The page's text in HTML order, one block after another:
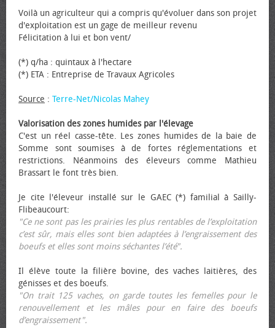
Voilà un agriculteur qui a compris qu'évoluer dans son projet
d'exploitation est un gage de meilleur revenu
Félicitation à lui et bon vent/
(*) q/ha : quintaux à l'hectare
(*) ETA : Entreprise de Travaux Agricoles
Source : Terre-Net/Nicolas Mahey
Valorisation des zones humides par l'élevage
C'est un réel casse-tête. Les zones humides de la baie de
Somme sont soumises à de fortes réglementations et
restrictions. Néanmoins des éleveurs comme Mathieu
Brassart le font très bien.
Je cite l'éleveur installé sur le GAEC (*) familial à Sailly-
Flibeaucourt:
"Ce ne sont pas les prairies les plus rentables de l’exploitation
c’est sûr, mais elles sont bien adaptées à l’engraissement des
bœufs et elles sont moins séchantes l’été".
Il élève toute la filière bovine, des vaches laitières, des
génisses et des bœufs.
"On trait 125 vaches, on garde toutes les femelles pour le
renouvellement et les mâles pour en faire des bœufs
d’engraissement".